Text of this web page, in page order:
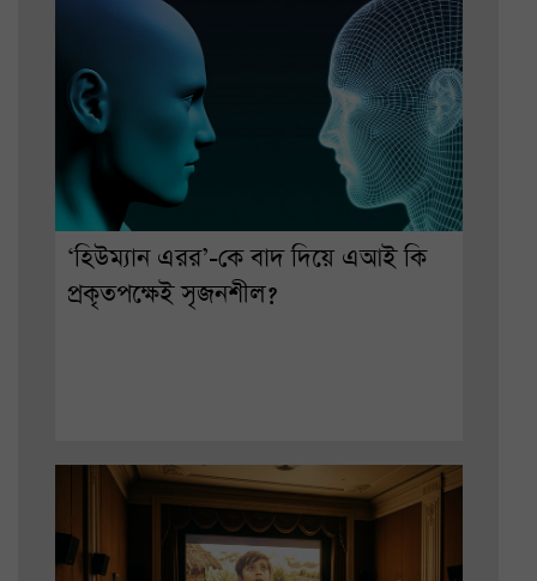
‘হিউম্যান এরর’-কে বাদ দিয়ে এআই কি
প্রকৃতপক্ষেই সৃজনশীল?